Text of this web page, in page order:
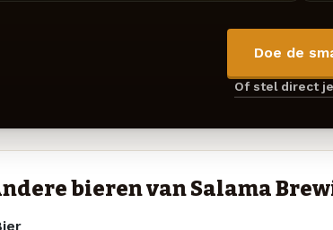
Doe de
Of stel direct
bieren van Salama